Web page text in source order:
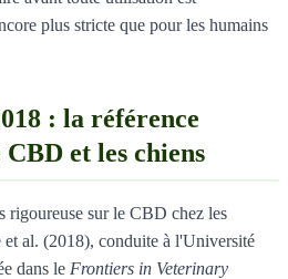
plus stricte que pour les humains
: la référence
et les chiens
rigoureuse sur le CBD chez les
et al. (2018), conduite à l'Université
dans le Frontiers in Veterinary